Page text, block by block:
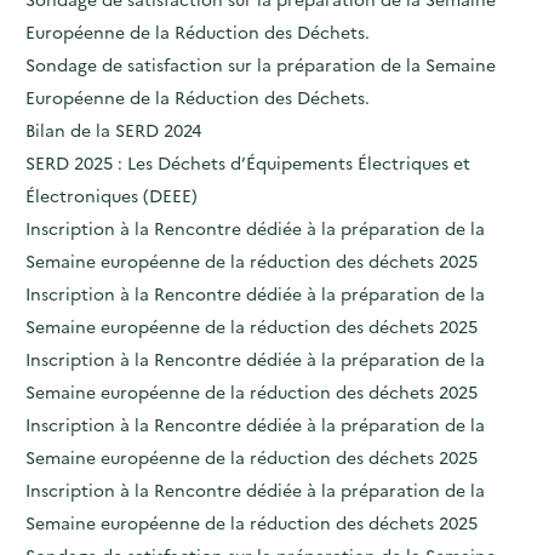
Européenne de la Réduction des Déchets.
Sondage de satisfaction sur la préparation de la Semaine
Européenne de la Réduction des Déchets.
Bilan de la SERD 2024
SERD 2025 : Les Déchets d’Équipements Électriques et
Électroniques (DEEE)
Inscription à la Rencontre dédiée à la préparation de la
Semaine européenne de la réduction des déchets 2025
Inscription à la Rencontre dédiée à la préparation de la
Semaine européenne de la réduction des déchets 2025
Inscription à la Rencontre dédiée à la préparation de la
Semaine européenne de la réduction des déchets 2025
Inscription à la Rencontre dédiée à la préparation de la
Semaine européenne de la réduction des déchets 2025
Inscription à la Rencontre dédiée à la préparation de la
Semaine européenne de la réduction des déchets 2025